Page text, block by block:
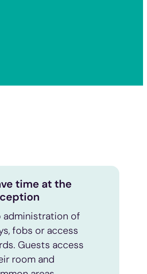
time at the
administration of
fobs or access
Guests access
room and